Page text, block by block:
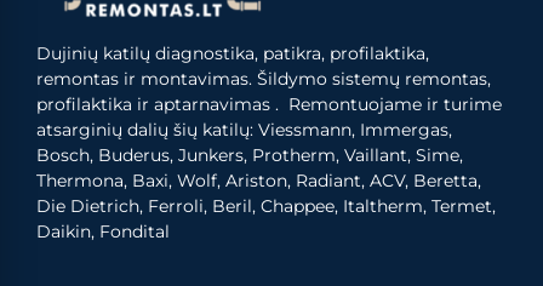
Dujinių katilų diagnostika, patikra, profilaktika,
remontas ir montavimas. Šildymo sistemų remontas,
profilaktika ir aptarnavimas . Remontuojame ir turime
atsarginių dalių šių katilų: Viessmann, Immergas,
Bosch, Buderus, Junkers, Protherm, Vaillant, Sime,
Thermona, Baxi, Wolf, Ariston, Radiant, ACV, Beretta,
Die Dietrich, Ferroli, Beril, Chappee, Italtherm, Termet,
Daikin, Fondital